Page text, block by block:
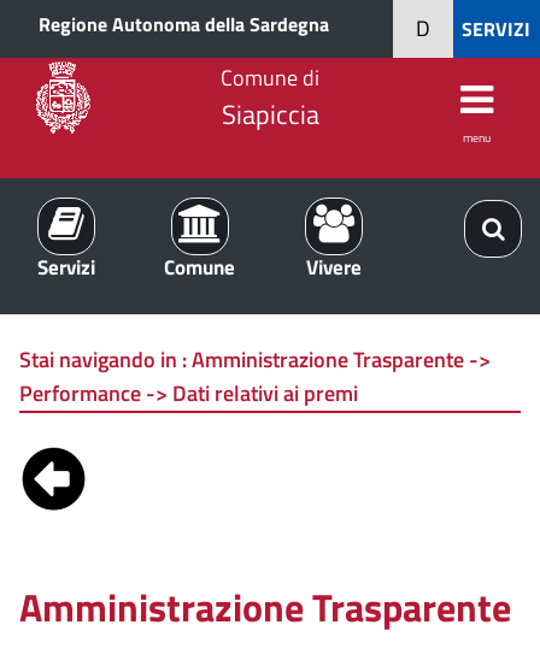
Regione Autonoma della Sardegna SERVIZI
D
Comune di
Siapiccia
menu
Servizi Comune Vivere
Stai navigando in :Amministrazione Trasparente ->
Performance -> Dati relativi ai premi
Amministrazione Trasparente